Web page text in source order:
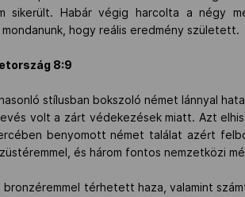
sikerült. Habár végig harcolta a négy
hogy reális eredmény született.
8:9
stílusban bokszoló német lánnyal
volt a zárt védekezések miatt. Azt
benyomott német találat azért
és három fontos nemzetközi
bronzéremmel térhetett haza, valamint